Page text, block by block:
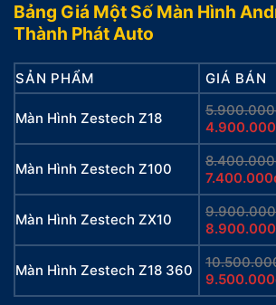
Bảng Giá Một Số Màn Hình
Thành Phát Auto
SẢN PHẨM GIÁ BÁN
Màn Hình Zestech Z18
Màn Hình Zestech Z100
Màn Hình Zestech ZX10
Màn Hình Zestech Z18 360